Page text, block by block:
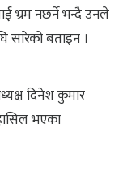
भ्रम नछर्ने भन्दै उनले
सारेको बताइन ।
दिनेश कुमार
भएका